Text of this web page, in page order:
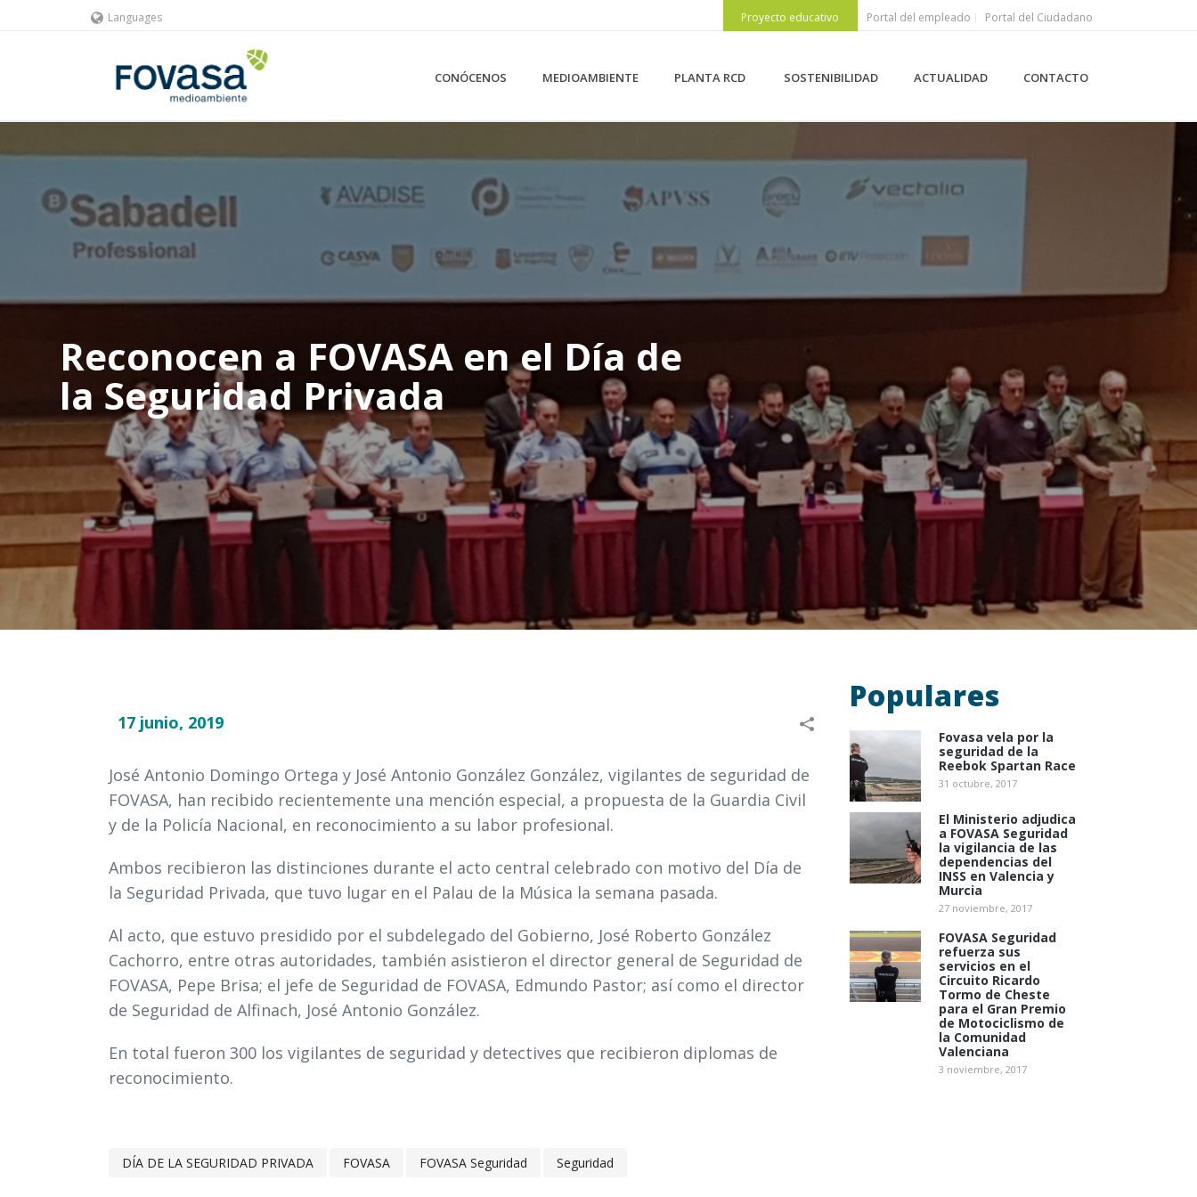
Languages Proyecto educativo Portal del empleado Portal del Ciudadano
CONÓCENOS MEDIOAMBIENTE PLANTA RCD SOSTENIBILIDAD ACTUALIDAD CONTACTO
Reconocen a FOVASA en el Día de
la Seguridad Privada
17 junio, 2019
José Antonio Domingo Ortega y José Antonio González González, vigilantes de seguridad de
FOVASA, han recibido recientemente una mención especial, a propuesta de la Guardia Civil
y de la Policía Nacional, en reconocimiento a su labor profesional.
Ambos recibieron las distinciones durante el acto central celebrado con motivo del Día de
la Seguridad Privada, que tuvo lugar en el Palau de la Música la semana pasada.
Al acto, que estuvo presidido por el subdelegado del Gobierno, José Roberto González
Cachorro, entre otras autoridades, también asistieron el director general de Seguridad de
FOVASA, Pepe Brisa; el jefe de Seguridad de FOVASA, Edmundo Pastor; así como el director
de Seguridad de Alfinach, José Antonio González.
En total fueron 300 los vigilantes de seguridad y detectives que recibieron diplomas de
reconocimiento.
DÍA DE LA SEGURIDAD PRIVADA FOVASA FOVASA Seguridad Seguridad
Populares
Fovasa vela por la
seguridad de la
Reebok Spartan Race
31 octubre, 2017
El Ministerio adjudica
a FOVASA Seguridad
la vigilancia de las
dependencias del
INSS en Valencia y
Murcia
27 noviembre, 2017
FOVASA Seguridad
refuerza sus
servicios en el
Circuito Ricardo
Tormo de Cheste
para el Gran Premio
de Motociclismo de
la Comunidad
Valenciana
3 noviembre, 2017